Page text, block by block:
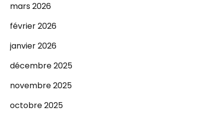
mars 2026
février 2026
janvier 2026
décembre 2025
novembre 2025
octobre 2025